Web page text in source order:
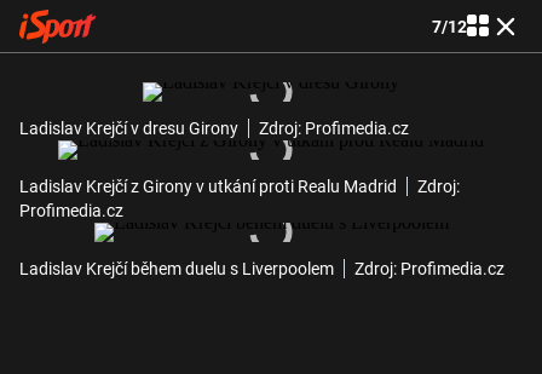
7/12
Ladislav Krejčí v dresu Girony Zdroj: Profimedia.cz
Ladislav Krejčí z Girony v utkání proti Realu Madrid
Zdroj:
Profimedia.cz
Ladislav Krejčí během duelu s Liverpoolem Zdroj: Profimedia.cz